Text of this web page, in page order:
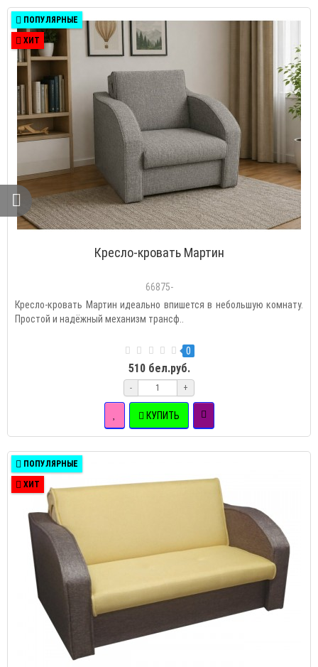
ПОПУЛЯРНЫЕ
ХИТ
Кресло-кровать Мартин
66875-
Кресло-кровать Мартин идеально впишется в небольшую комнату.
Простой и надёжный механизм трансф..
0
510 бел.руб.
- +
КУПИТЬ
ПОПУЛЯРНЫЕ
ХИТ